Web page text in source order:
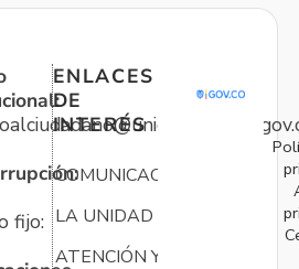
fijo:
ENLACES
DE
INTERÉS
COMUNICACIONES
LA UNIDAD
ATENCIÓN Y